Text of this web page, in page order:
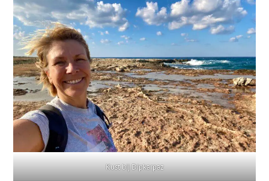
Kust bij Dipkarpaz